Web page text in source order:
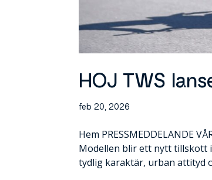
HOJ TWS
feb 20, 2026
Hem PRESSMEDDELANDE
Modellen blir ett nytt tillskott
tydlig karaktär, urban attityd